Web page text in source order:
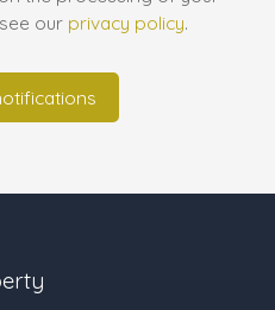
our privacy policy.